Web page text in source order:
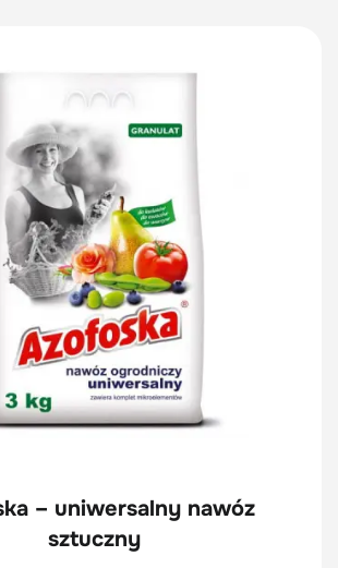
– uniwersalny nawóz
sztuczny